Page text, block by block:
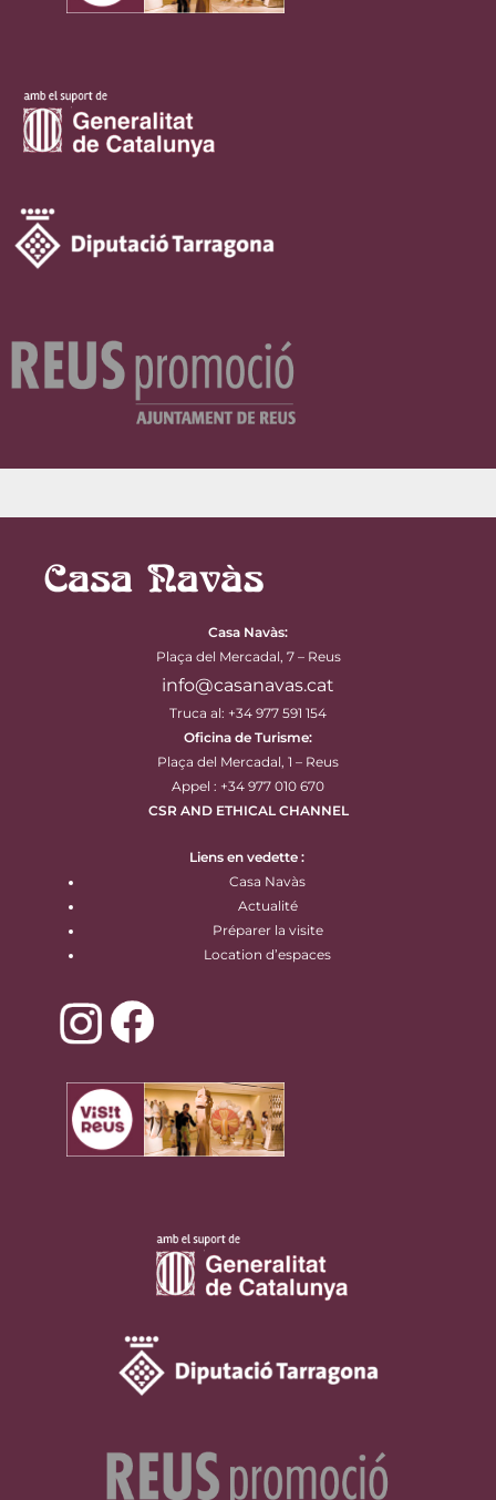
Casa Navàs:
Plaça del Mercadal, 7 – Reus
info@casanavas.cat
Truca al: +34 977 591 154
Oficina de Turisme:
Plaça del Mercadal, 1 – Reus
Appel : +34 977 010 670
CSR AND ETHICAL CHANNEL
Liens en vedette :
Casa Navàs
Actualité
Préparer la visite
Location d’espaces